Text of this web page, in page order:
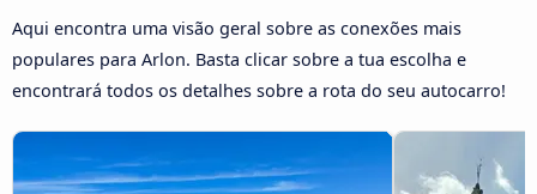
Aqui encontra uma visão geral sobre as conexões mais
populares para Arlon. Basta clicar sobre a tua escolha e
encontrará todos os detalhes sobre a rota do seu autocarro!